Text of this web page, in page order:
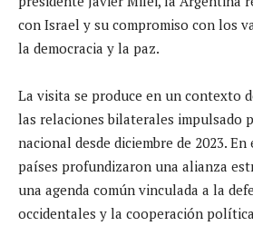
con Israel y su compromiso con los
la democracia y la paz.
La visita se produce en un contexto
las relaciones bilaterales impulsado
nacional desde diciembre de 2023. En
países profundizaron una alianza
una agenda común vinculada a la
occidentales y la cooperación